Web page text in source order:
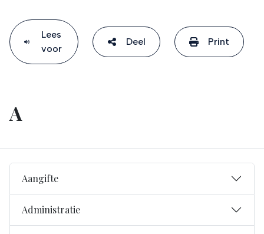
Lees
voor
Deel Print
A
Aangifte
Administratie